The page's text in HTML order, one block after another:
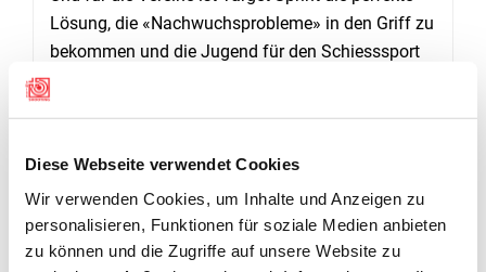
Diese Webseite verwendet Cookies
Wir verwenden Cookies, um Inhalte und Anzeigen zu
personalisieren, Funktionen für soziale Medien anbieten
zu können und die Zugriffe auf unsere Website zu
Lösung, die «Nachwuchsprobleme» in den Griff zu
bekommen und die Jugend für den Schiesssport
RANGLISTE
Youth Men